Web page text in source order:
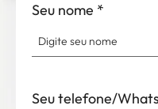
Seu nome *
Seu telefone/